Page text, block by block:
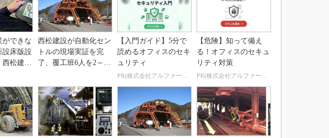
ができな
設床版設
松建設
西松建設が自動化セン
トルの現場実証を完
了、覆工班6人を2～4
【入門ガイド】5分で
読めるオフィスのセキ
ュリティ
PR(株式会社アルファーテクノ)
【危険】知って備え
る！オフィスのセキュ
リティ対策
PR(株式会社アルファーテクノ)